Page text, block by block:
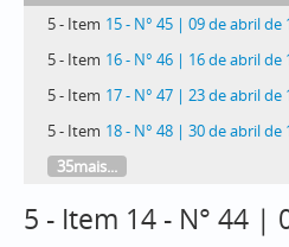
5 - Item 15 - N° 45 | 09 de abril de
5 - Item 16 - N° 46 | 16 de abril de
5 - Item 17 - N° 47 | 23 de abril de
5 - Item 18 - N° 48 | 30 de abril de
35mais...
5 - Item 14 - N° 44 |